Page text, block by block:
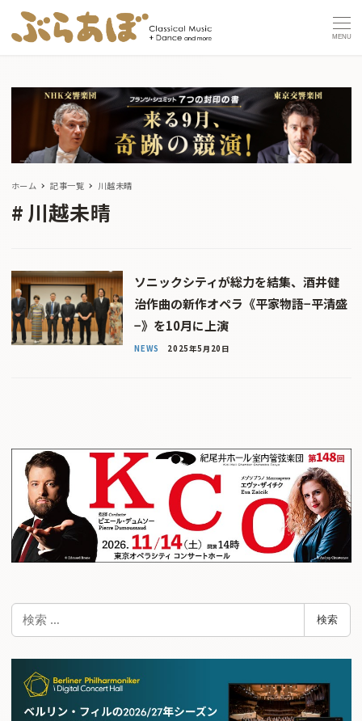
MENU
ホーム 記事一覧 川越未晴
川越未晴
ソニックシティが総力を結集、酒井健
治作曲の新作オペラ《平家物語−平清盛
−》を10月に上演
NEWS 2025年5月20日
検
検索